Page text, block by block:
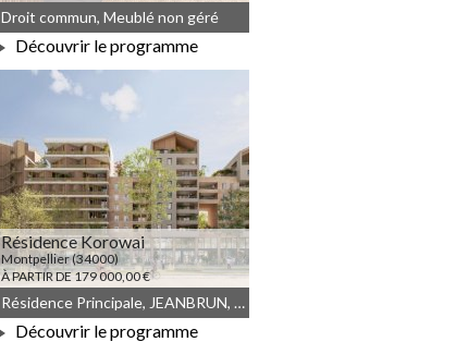
À PARTIR DE 111 450,00 €
Droit commun, Meublé non géré
Découvrir le programme
Résidence Korowai
Montpellier (34000)
À PARTIR DE 179 000,00 €
Résidence Principale, JEANBRUN, Meublé non géré, Droit commun
Découvrir le programme